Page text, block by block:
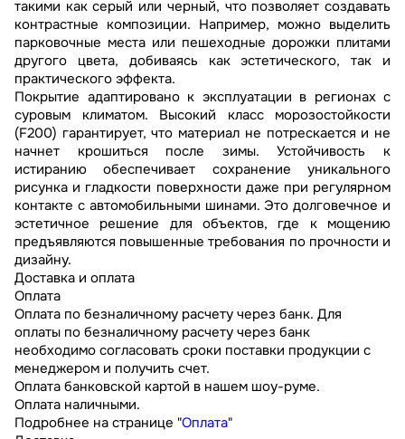
такими как серый или черный, что позволяет создавать
контрастные композиции. Например, можно выделить
парковочные места или пешеходные дорожки плитами
другого цвета, добиваясь как эстетического, так и
практического эффекта.
Покрытие адаптировано к эксплуатации в регионах с
суровым климатом. Высокий класс морозостойкости
(F200) гарантирует, что материал не потрескается и не
начнет крошиться после зимы. Устойчивость к
истиранию обеспечивает сохранение уникального
рисунка и гладкости поверхности даже при регулярном
контакте с автомобильными шинами. Это долговечное и
эстетичное решение для объектов, где к мощению
предъявляются повышенные требования по прочности и
дизайну.
Доставка и оплата
Оплата
Оплата по безналичному расчету через банк. Для
оплаты по безналичному расчету через банк
необходимо согласовать сроки поставки продукции с
менеджером и получить счет.
Оплата банковской картой в нашем шоу-руме.
Оплата наличными.
Подробнее на странице "Оплата"